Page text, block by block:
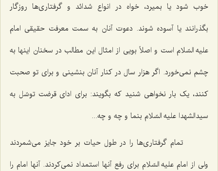
خوب شود یا بمیرد، خواه در انواع شدائد و گرفتاری‌ها روزگار
بگذرانند یا آسوده شوند. دعوت آنان به سمت معرفت حقیقی امام
علیه السّلام است و اصلاً بویی از امثال این مطالب در سخنان اینها به
چشم نمی‌خورد. اگر هزار سال در کنار آنان بنشینی و برای تو صحبت
کنند، یک بار نخواهی شنید که بگویند: برای ادای قرضت توسّل به
سیدالشهدا علیه السّلام بنما و چه و چه...
تمام گرفتاری‌ها را در طول حیات بر خود جایز می‌شمردند
ولی از امام علیه السّلام برای رفع آنها استمداد نمی‌کردند. آنها امام را